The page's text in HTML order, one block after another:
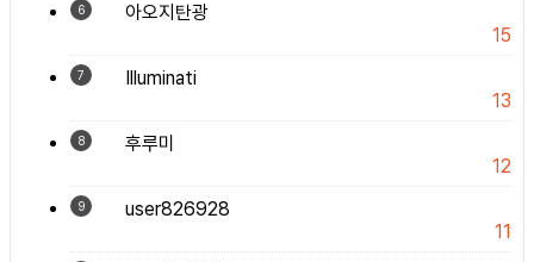
6
아오지탄광
15
7
Illuminati
13
8
후루미
12
9
user826928
11